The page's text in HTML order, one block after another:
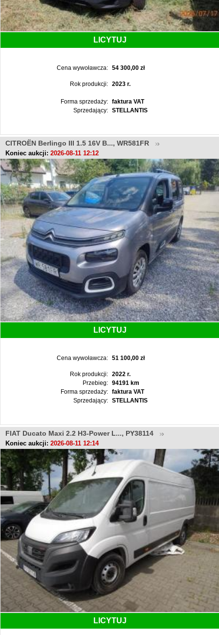
LICYTUJ
Cena wywoławcza: 54 300,00 zł
Rok produkcji: 2023 r.
Forma sprzedaży:
faktura VAT
Sprzedający:
STELLANTIS
CITROËN Berlingo III 1.5 16V B..., WR581FR
Koniec aukcji: 2026-08-11 12:12
LICYTUJ
Cena wywoławcza: 51 100,00 zł
Rok produkcji:
2022 r.
Przebieg:
94191 km
Forma sprzedaży:
faktura VAT
Sprzedający:
STELLANTIS
FIAT Ducato Maxi 2.2 H3-Power L..., PY38114
Koniec aukcji: 2026-08-11 12:14
LICYTUJ